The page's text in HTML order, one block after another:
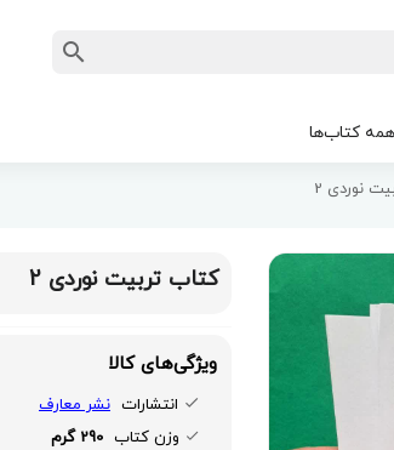
همه کتاب‌ها
نوردی 2
کتاب تربیت نوردی 2
ویژگی‌های کالا
انتشارات نشر معارف
وزن کتاب 290 گرم